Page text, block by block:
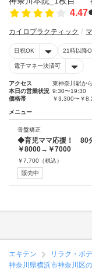
4.47
カイロプラクティック
日祝OK 21時以降
電子マネー決済可
アクセス
東神奈川駅か
本日の営業状況 9:30〜19:30
価格帯
￥3,300〜￥
メニュー
骨盤矯正
◆育児ママ応援！ 80
￥8000→￥7000
￥7,700 （税込）
販売中
エキテン リラク・ボ
神奈川県横浜市神奈川区